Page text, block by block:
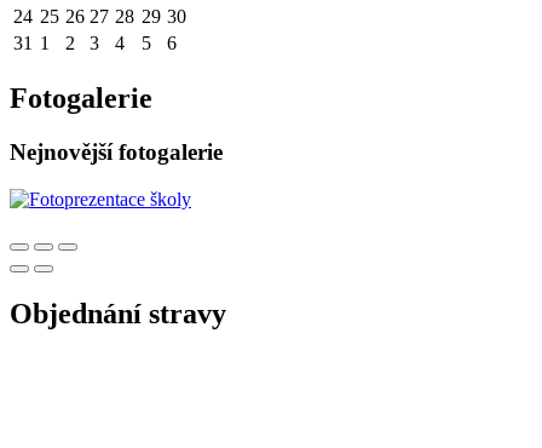
24 25 26 27 28 29 30
31 1 2 3 4 5 6
Fotogalerie
Nejnovější fotogalerie
Objednání stravy